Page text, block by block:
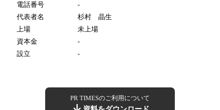
電話番号
-
代表者名
杉村 晶生
上場
未上場
資本金
-
設立
-
PR TIMESのご利用について